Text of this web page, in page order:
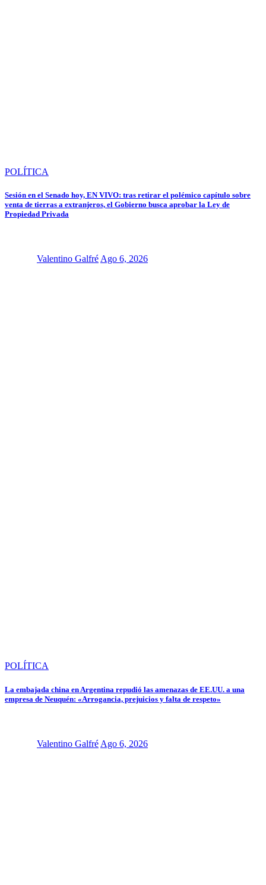
POLÍTICA
Sesión en el Senado hoy, EN VIVO: tras retirar el polémico capítulo sobre
venta de tierras a extranjeros, el Gobierno busca aprobar la Ley de
Propiedad Privada
Valentino GalfréAgo 6, 2026
POLÍTICA
La embajada china en Argentina repudió las amenazas de EE.UU. a una
empresa de Neuquén: «Arrogancia, prejuicios y falta de respeto»
Valentino Galfré Ago 6, 2026